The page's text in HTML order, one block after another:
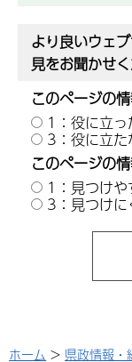
より良いウェ
見をお聞かせ
このページの
1：役に立っ
3：役に立た
このページの
1：見つけや
3：見つけに
ホーム > 県政情報・